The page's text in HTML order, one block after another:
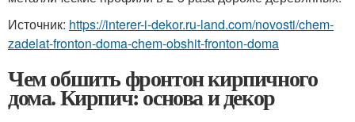
Источник: https://interer-i-dekor.ru-land.com/novosti/chem-
zadelat-fronton-doma-chem-obshit-fronton-doma
Чем обшить фронтон кирпичного
дома. Кирпич: основа и декор